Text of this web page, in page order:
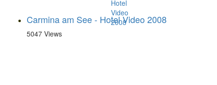
Carmina am See - Hotel Video 2008
5047 Views